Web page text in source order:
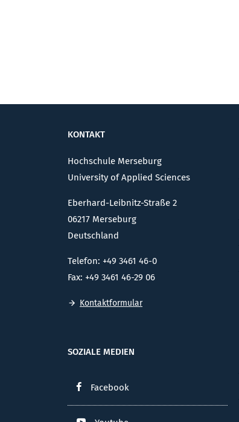
KONTAKT
Hochschule Merseburg
University of Applied Sciences
Eberhard-Leibnitz-Straße 2
06217 Merseburg
Deutschland
Telefon: +49 3461 46-0
Fax: +49 3461 46-29 06
Kontaktformular
SOZIALE MEDIEN
Facebook